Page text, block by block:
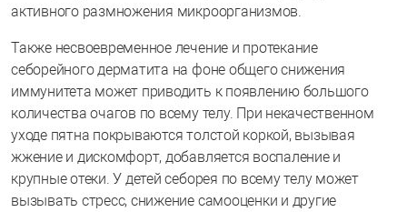
активного размножения микроорганизмов.
Также несвоевременное лечение и протекание
себорейного дерматита на фоне общего снижения
иммунитета может приводить к появлению большого
количества очагов по всему телу. При некачественном
уходе пятна покрываются толстой коркой, вызывая
жжение и дискомфорт, добавляется воспаление и
крупные отеки. У детей себорея по всему телу может
вызывать стресс, снижение самооценки и другие